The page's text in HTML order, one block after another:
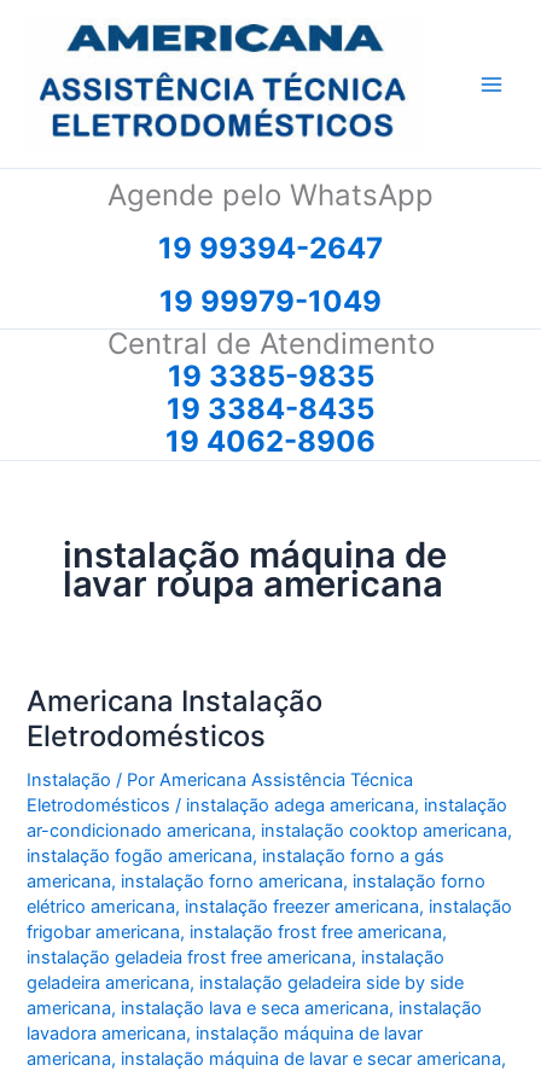
conteúdo
Agende pelo WhatsApp
19 99394-2647
19 99979-1049
Central de Atendimento
19 3385-9835
19 3384-8435
19 4062-8906
instalação máquina de
lavar roupa americana
Americana Instalação
Eletrodomésticos
Instalação / PorAmericana Assistência Técnica
Eletrodomésticos / instalação adega americana, instalação
ar-condicionado americana, instalação cooktop americana,
instalação fogão americana, instalação forno a gás
americana, instalação forno americana, instalação forno
elétrico americana, instalação freezer americana, instalação
frigobar americana, instalação frost free americana,
instalação geladeia frost free americana, instalação
geladeira americana, instalação geladeira side by side
americana, instalação lava e seca americana, instalação
lavadora americana, instalação máquina de lavar
americana, instalação máquina de lavar e secar americana,